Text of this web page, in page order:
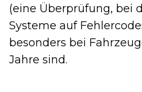
(eine Überprüfung, bei
Systeme auf
besonders bei
Jahre sind.